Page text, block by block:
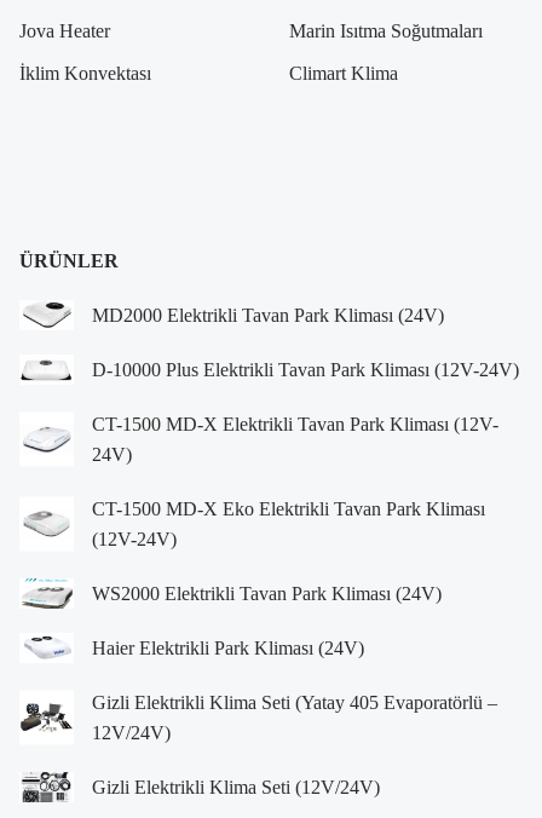
Jova Heater Marin Isıtma Soğutmaları
İklim Konvektası Climart Klima
ÜRÜNLER
MD2000 Elektrikli Tavan Park Kliması (24V)
D-10000 Plus Elektrikli Tavan Park Kliması (12V-24V)
CT-1500 MD-X Elektrikli Tavan Park Kliması (12V-
24V)
CT-1500 MD-X Eko Elektrikli Tavan Park Kliması
(12V-24V)
WS2000 Elektrikli Tavan Park Kliması (24V)
Haier Elektrikli Park Kliması (24V)
Gizli Elektrikli Klima Seti (Yatay 405 Evaporatörlü –
12V/24V)
Gizli Elektrikli Klima Seti (12V/24V)